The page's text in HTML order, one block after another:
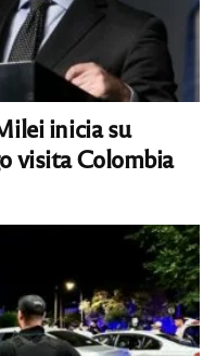
inicia su
visita Colombia